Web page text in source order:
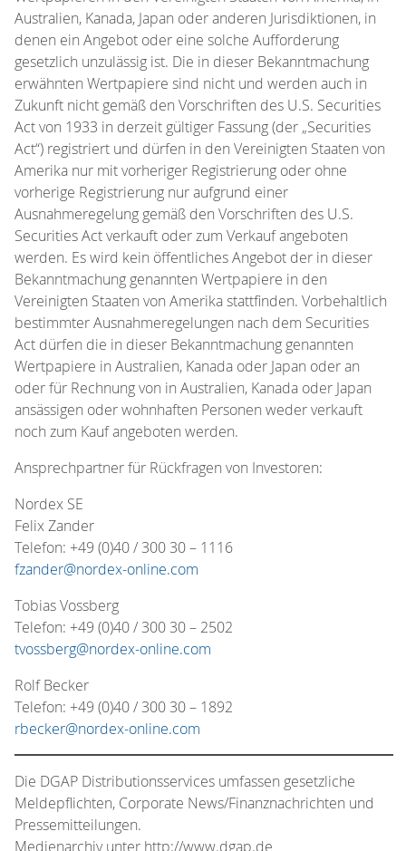
Australien, Kanada, Japan oder anderen Jurisdiktionen, in
denen ein Angebot oder eine solche Aufforderung
gesetzlich unzulässig ist. Die in dieser Bekanntmachung
erwähnten Wertpapiere sind nicht und werden auch in
Zukunft nicht gemäß den Vorschriften des U.S. Securities
Act von 1933 in derzeit gültiger Fassung (der „Securities
Act“) registriert und dürfen in den Vereinigten Staaten von
Amerika nur mit vorheriger Registrierung oder ohne
vorherige Registrierung nur aufgrund einer
Ausnahmeregelung gemäß den Vorschriften des U.S.
Securities Act verkauft oder zum Verkauf angeboten
werden. Es wird kein öffentliches Angebot der in dieser
Bekanntmachung genannten Wertpapiere in den
Vereinigten Staaten von Amerika stattfinden. Vorbehaltlich
bestimmter Ausnahmeregelungen nach dem Securities
Act dürfen die in dieser Bekanntmachung genannten
Wertpapiere in Australien, Kanada oder Japan oder an
oder für Rechnung von in Australien, Kanada oder Japan
ansässigen oder wohnhaften Personen weder verkauft
noch zum Kauf angeboten werden.
Ansprechpartner für Rückfragen von Investoren:
Nordex SE
Felix Zander
Telefon: +49 (0)40 / 300 30 – 1116
fzander@nordex-online.com
Tobias Vossberg
Telefon: +49 (0)40 / 300 30 – 2502
tvossberg@nordex-online.com
Rolf Becker
Telefon: +49 (0)40 / 300 30 – 1892
rbecker@nordex-online.com
Die DGAP Distributionsservices umfassen gesetzliche
Meldepflichten, Corporate News/Finanznachrichten und
Pressemitteilungen.
Medienarchiv unter http://www.dgap.de